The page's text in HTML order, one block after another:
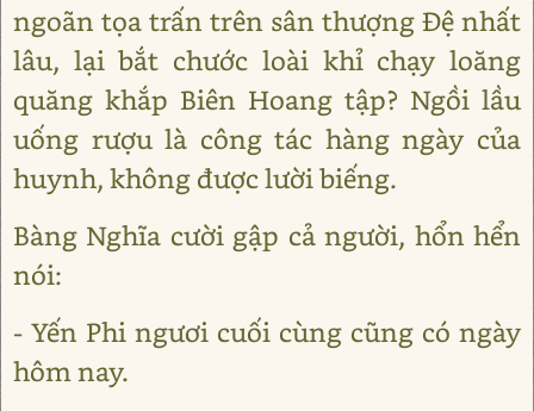
ngoãn tọa trấn trên sân thượng Đệ nhất
lâu, lại bắt chước loài khỉ chạy loăng
quăng khắp Biên Hoang tập? Ngồi lầu
uống rượu là công tác hàng ngày của
huynh, không được lười biếng.
Bàng Nghĩa cười gập cả người, hổn hển
nói:
- Yến Phi ngươi cuối cùng cũng có ngày
hôm nay.